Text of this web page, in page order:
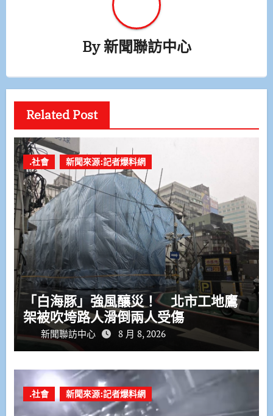
By新聞聯訪中心
Related Post
.社會 新聞來源:記者爆料網
「白海豚」強風釀災！ 北市工地鷹
架被吹垮路人滑倒兩人受傷
新聞聯訪中心 8 月 8, 2026
.社會 新聞來源:記者爆料網